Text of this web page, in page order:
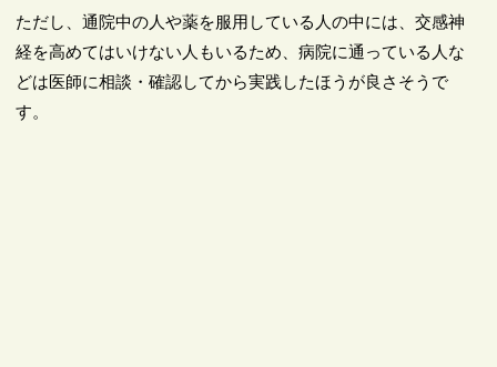
ただし、通院中の人や薬を服用している人の中には、交感神
経を高めてはいけない人もいるため、病院に通っている人な
どは医師に相談・確認してから実践したほうが良さそうで
す。